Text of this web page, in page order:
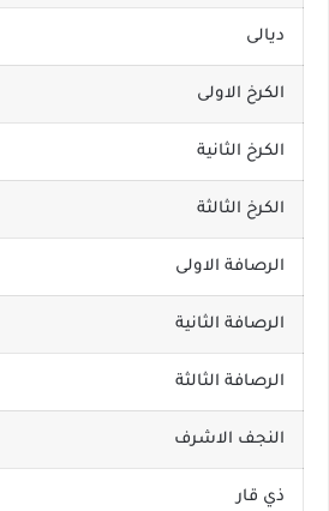
ديالى
الكرخ الاولى
الكرخ الثانية
الكرخ الثالثة
الرصافة الاولى
الرصافة الثانية
الرصافة الثالثة
النجف الاشرف
ذي قار